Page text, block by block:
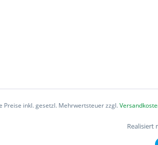
Preise inkl. gesetzl. Mehrwertsteuer zzgl.
Realisiert